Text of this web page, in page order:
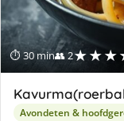
⏱ 30 min👥 2
Avondeten &